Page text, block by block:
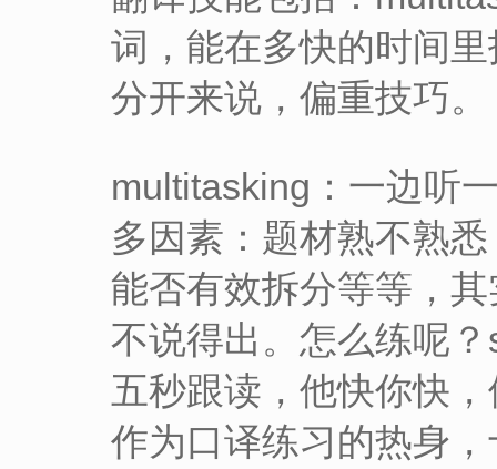
词，能在多快的时间
分开来说，偏重技巧。
multitasking：一边听
多因素：题材熟不熟
能否有效拆分等等，
不说得出。怎么练呢
五秒跟读，他快你快
作为口译练习的热身